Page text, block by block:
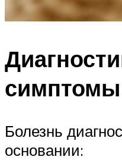
симптомы
Болезнь
основании: